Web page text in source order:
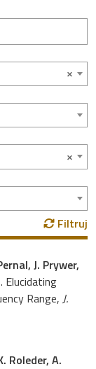
×
×
Filtruj
J. Prywer,
Elucidating
Range, J.
Roleder, A.